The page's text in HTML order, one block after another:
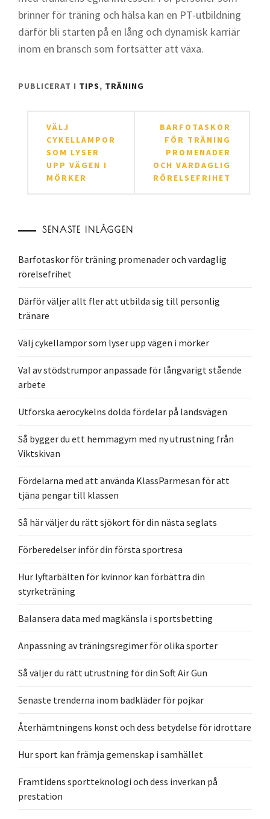
brinner för träning och hälsa kan en PT-utbildning
därför bli starten på en lång och dynamisk karriär
inom en bransch som fortsätter att växa.
PUBLICERAT I TIPS, TRÄNING
Inläggsnavigering
VÄLJ
CYKELLAMPOR
SOM LYSER
UPP VÄGEN I
MÖRKER
BARFOTASKOR
FÖR TRÄNING
PROMENADER
OCH VARDAGLIG
RÖRELSEFRIHET
SENASTE INLÄGGEN
Barfotaskor för träning promenader och vardaglig
rörelsefrihet
Därför väljer allt fler att utbilda sig till personlig
tränare
Välj cykellampor som lyser upp vägen i mörker
Val av stödstrumpor anpassade för långvarigt stående
arbete
Utforska aerocykelns dolda fördelar på landsvägen
Så bygger du ett hemmagym med ny utrustning från
Viktskivan
Fördelarna med att använda KlassParmesan för att
tjäna pengar till klassen
Så här väljer du rätt sjökort för din nästa seglats
Förberedelser inför din första sportresa
Hur lyftarbälten för kvinnor kan förbättra din
styrketräning
Balansera data med magkänsla i sportsbetting
Anpassning av träningsregimer för olika sporter
Så väljer du rätt utrustning för din Soft Air Gun
Senaste trenderna inom badkläder för pojkar
Återhämtningens konst och dess betydelse för idrottare
Hur sport kan främja gemenskap i samhället
Framtidens sportteknologi och dess inverkan på
prestation